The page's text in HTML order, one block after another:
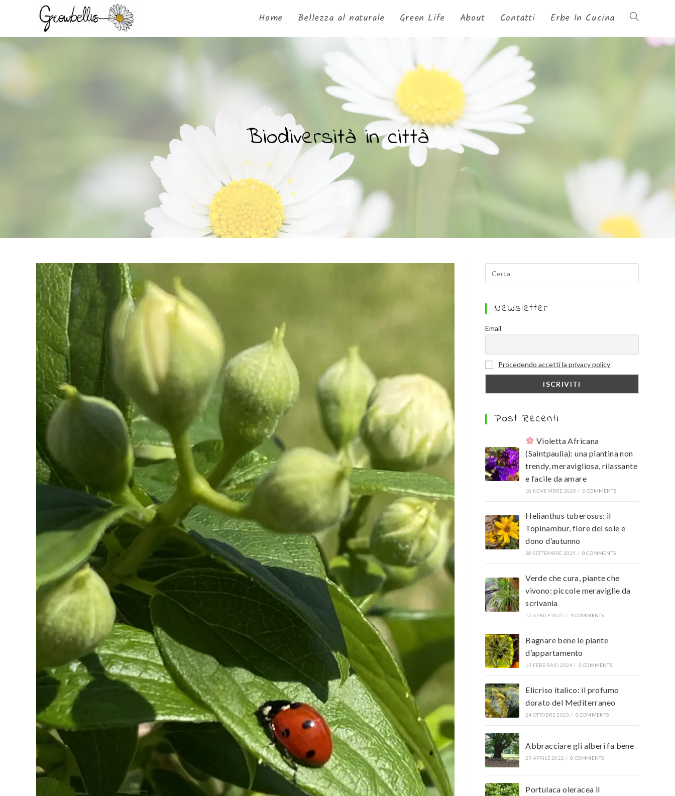
Home Bellezza al naturale Green Life About Contatti Erbe In Cucina
Biodiversità in città
Newsletter
Email
Procedendo accetti la privacy policy
Post Recenti
Violetta Africana
(Saintpaulia): una piantina non
trendy, meravigliosa, rilassante
e facile da amare
18 NOVEMBRE 2025 / 0 COMMENTS
Helianthus tuberosus: il
Topinambur, fiore del sole e
dono d’autunno
28 SETTEMBRE 2025 / 0 COMMENTS
Verde che cura, piante che
vivono: piccole meraviglie da
scrivania
17 APRILE 2025 / 4 COMMENTS
Bagnare bene le piante
d’appartamento
19 FEBBRAIO 2024 / 0 COMMENTS
Elicriso italico: il profumo
dorato del Mediterraneo
24 OTTOBRE 2023 / 0 COMMENTS
Abbracciare gli alberi fa bene
29 APRILE 2022 / 0 COMMENTS
Portulaca oleracea il